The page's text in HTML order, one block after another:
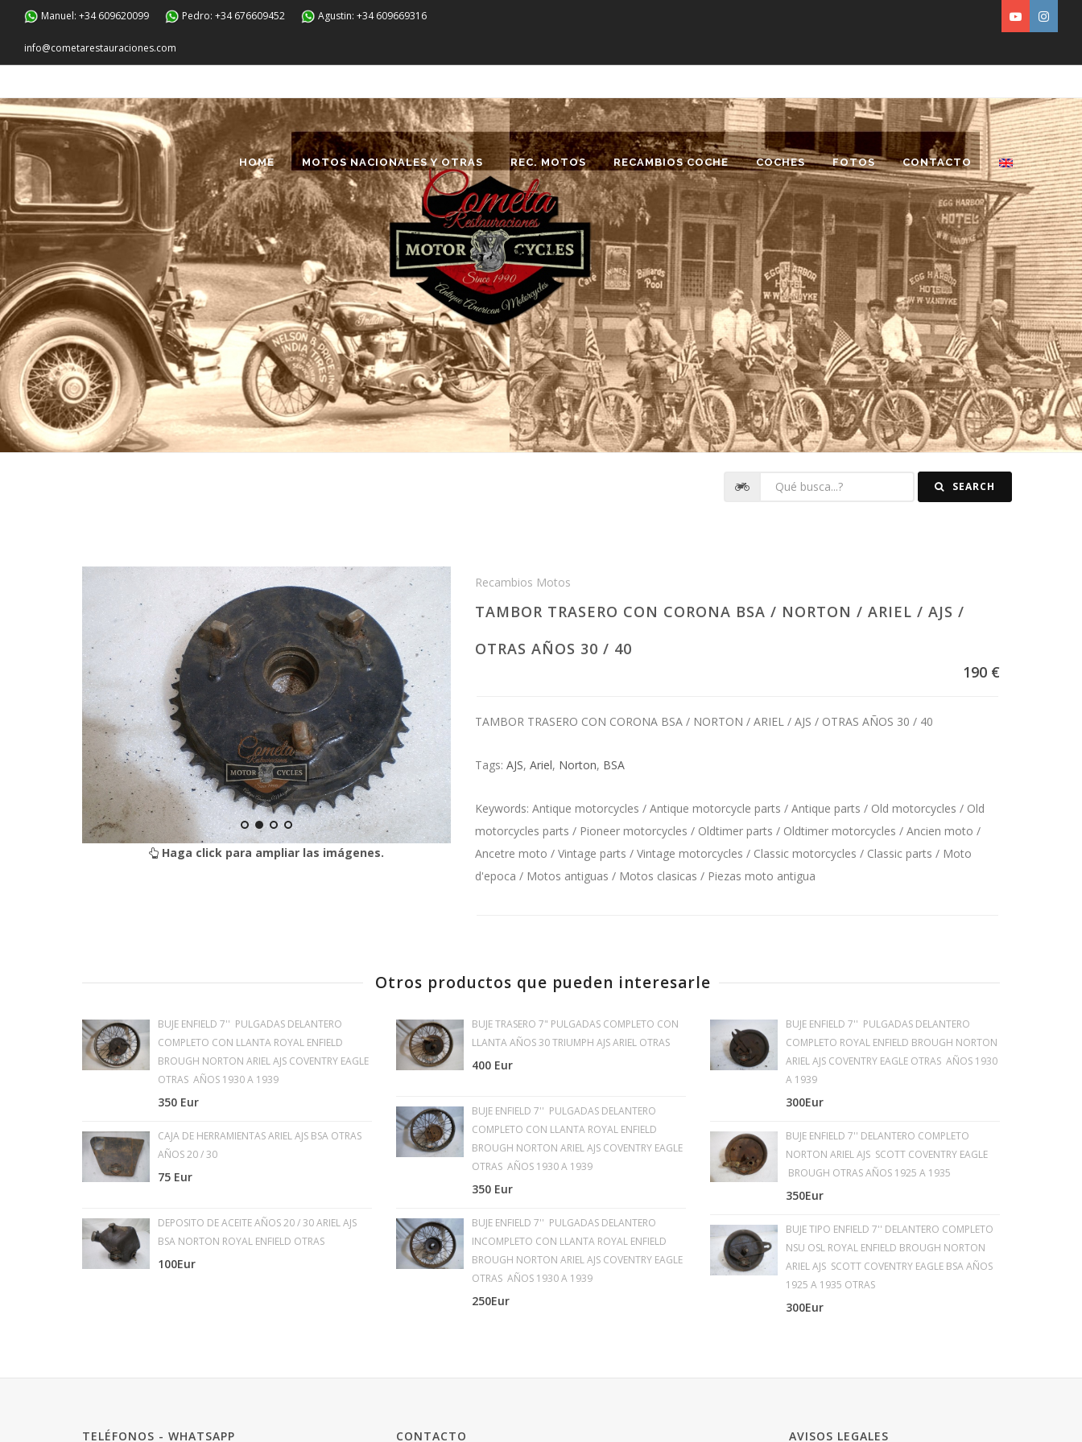
Manuel: +34 609620099 Pedro: +34 676609452 Agustin: +34 609669316
info@cometarestauraciones.com
HOME MOTOS NACIONALES Y OTRAS REC. MOTOS RECAMBIOS COCHE COCHES FOTOS CONTACTO
SEARCH
Haga click para ampliar las imágenes.
Recambios Motos
TAMBOR TRASERO CON CORONA BSA / NORTON / ARIEL / AJS /
OTRAS AÑOS 30 / 40
190 €
TAMBOR TRASERO CON CORONA BSA / NORTON / ARIEL / AJS / OTRAS AÑOS 30 / 40
Tags: AJS, Ariel, Norton, BSA
Keywords: Antique motorcycles / Antique motorcycle parts / Antique parts / Old motorcycles / Old
motorcycles parts / Pioneer motorcycles / Oldtimer parts / Oldtimer motorcycles / Ancien moto /
Ancetre moto / Vintage parts / Vintage motorcycles / Classic motorcycles / Classic parts / Moto
d'epoca / Motos antiguas / Motos clasicas / Piezas moto antigua
Otros productos que pueden interesarle
BUJE ENFIELD 7'' PULGADAS DELANTERO
COMPLETO CON LLANTA ROYAL ENFIELD
BROUGH NORTON ARIEL AJS COVENTRY EAGLE
OTRAS AÑOS 1930 A 1939
350 Eur
CAJA DE HERRAMIENTAS ARIEL AJS BSA OTRAS
AÑOS 20 / 30
75 Eur
DEPOSITO DE ACEITE AÑOS 20 / 30 ARIEL AJS
BSA NORTON ROYAL ENFIELD OTRAS
100Eur
BUJE TRASERO 7" PULGADAS COMPLETO CON
LLANTA AÑOS 30 TRIUMPH AJS ARIEL OTRAS
400 Eur
BUJE ENFIELD 7'' PULGADAS DELANTERO
COMPLETO CON LLANTA ROYAL ENFIELD
BROUGH NORTON ARIEL AJS COVENTRY EAGLE
OTRAS AÑOS 1930 A 1939
350 Eur
BUJE ENFIELD 7'' PULGADAS DELANTERO
INCOMPLETO CON LLANTA ROYAL ENFIELD
BROUGH NORTON ARIEL AJS COVENTRY EAGLE
OTRAS AÑOS 1930 A 1939
250Eur
BUJE ENFIELD 7'' PULGADAS DELANTERO
COMPLETO ROYAL ENFIELD BROUGH NORTON
ARIEL AJS COVENTRY EAGLE OTRAS AÑOS 1930
A 1939
300Eur
BUJE ENFIELD 7'' DELANTERO COMPLETO
NORTON ARIEL AJS SCOTT COVENTRY EAGLE
BROUGH OTRAS AÑOS 1925 A 1935
350Eur
BUJE TIPO ENFIELD 7'' DELANTERO COMPLETO
NSU OSL ROYAL ENFIELD BROUGH NORTON
ARIEL AJS SCOTT COVENTRY EAGLE BSA AÑOS
1925 A 1935 OTRAS
300Eur
TELÉFONOS - WHATSAPP CONTACTO AVISOS LEGALES